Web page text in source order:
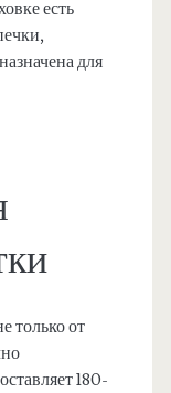
есть
для
только от
180-